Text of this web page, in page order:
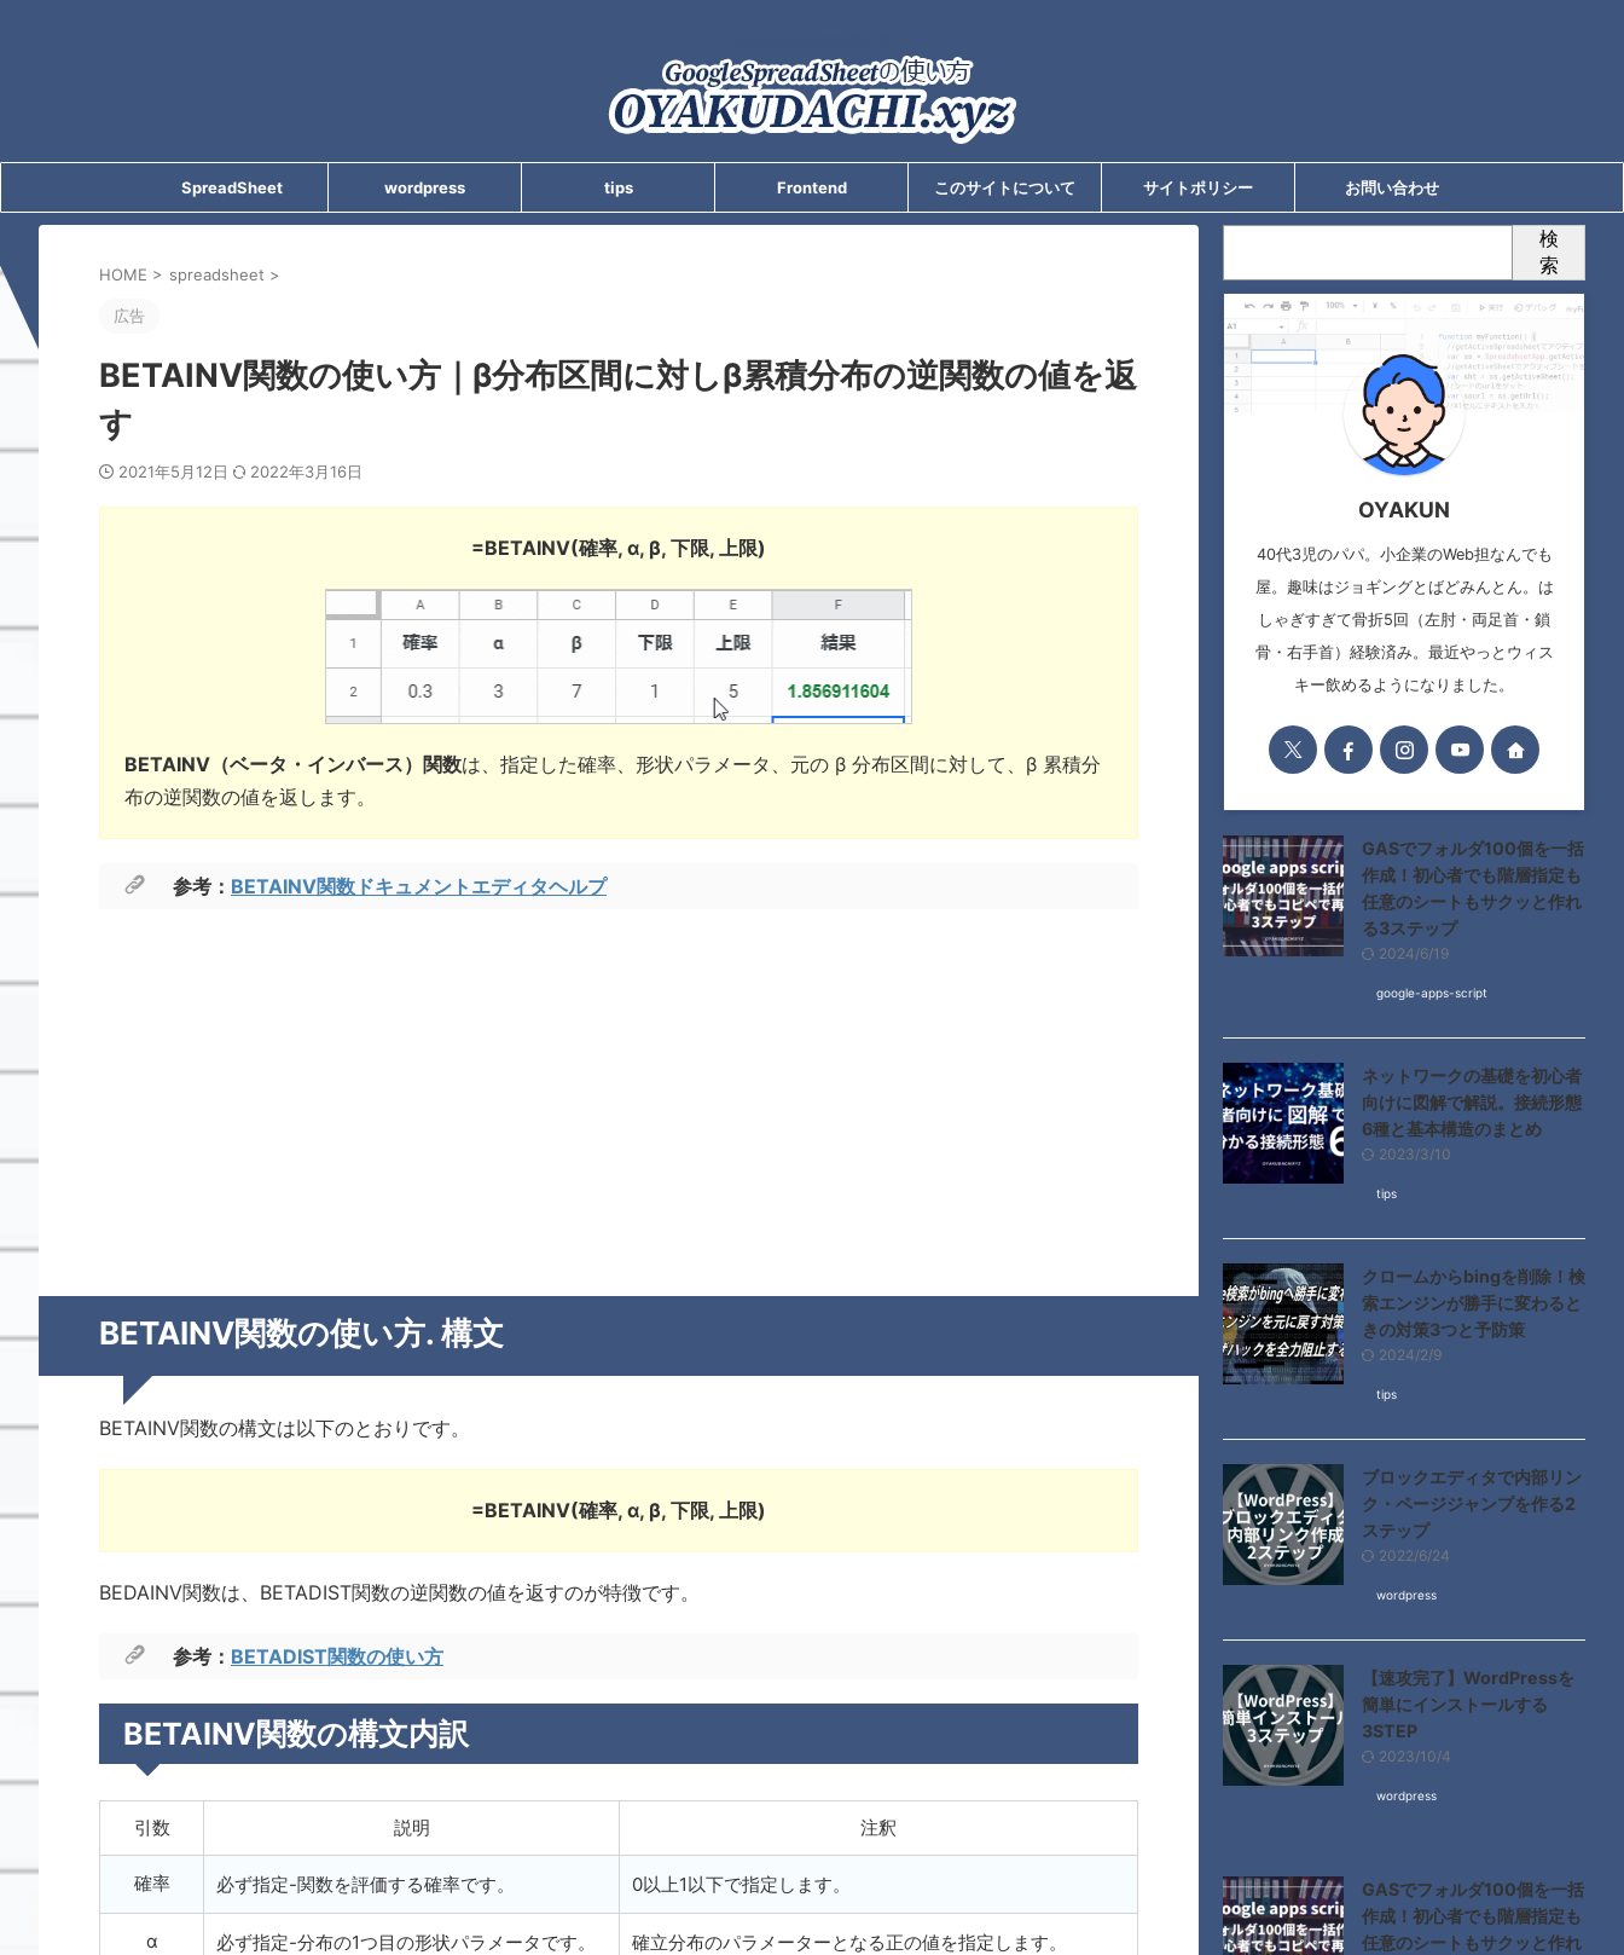
SpreadSheet wordpress tips Frontend このサイトについて サイトポリシー お問い合わせ
HOME > spreadsheet >
広告
BETAINV関数の使い方｜β分布区間に対しβ累積分布の逆関数の値を返
す
2021年5月12日 2022年3月16日
=BETAINV(確率, α, β, 下限, 上限)
BETAINV（ベータ・インバース）関数は、 指定した確率、形状パラメータ、元の β 分布区間に対して、β 累積分
布の逆関数の値を返します。
参考： BETAINV関数ドキュメントエディタヘルプ
BETAINV関数の使い方. 構文
BETAINV関数の構文は以下のとおりです。
=BETAINV(確率, α, β, 下限, 上限)
BEDAINV関数は、BETADIST関数の逆関数の値を返すのが特徴です。
参考： BETADIST関数の使い方
BETAINV関数の構文内訳
引数 説明 注釈
確率 必ず指定-関数を評価する確率です。 0以上1以下で指定します。
α 必ず指定-分布の1つ目の形状パラメータです。 確立分布のパラメーターとなる正の値を指定します。
検
索
OYAKUN
40代3児のパパ。小企業のWeb担なんでも
屋。趣味はジョギングとばどみんとん。は
しゃぎすぎて骨折5回（左肘・両足首・鎖
骨・右手首）経験済み。最近やっとウィス
キー飲めるようになりました。
GASでフォルダ100個を一括
作成！初心者でも階層指定も
任意のシートもサクッと作れ
る3ステップ
2024/6/19
google-apps-script
ネットワークの基礎を初心者
向けに図解で解説。接続形態
6種と基本構造のまとめ
2023/3/10
tips
クロームからbingを削除！検
索エンジンが勝手に変わると
きの対策3つと予防策
2024/2/9
tips
ブロックエディタで内部リン
ク・ページジャンプを作る2
ステップ
2022/6/24
wordpress
【速攻完了】WordPressを
簡単にインストールする
3STEP
2023/10/4
wordpress
GASでフォルダ100個を一括
作成！初心者でも階層指定も
任意のシートもサクッと作れ